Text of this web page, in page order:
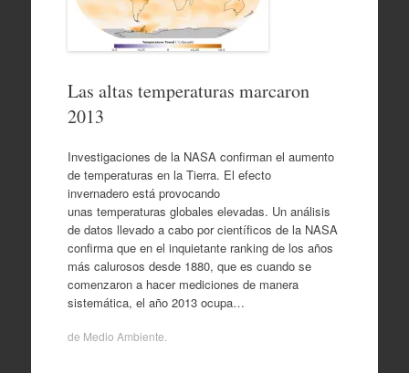
Las altas temperaturas marcaron
2013
Investigaciones de la NASA confirman el aumento
de temperaturas en la Tierra. El efecto
invernadero está provocando
unas temperaturas globales elevadas. Un análisis
de datos llevado a cabo por científicos de la NASA
confirma que en el inquietante ranking de los años
más calurosos desde 1880, que es cuando se
comenzaron a hacer mediciones de manera
sistemática, el año 2013 ocupa…
de Medio Ambiente